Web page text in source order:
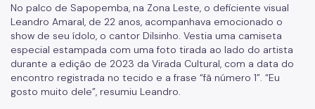
No palco de Sapopemba, na Zona Leste, o deficiente visual
Leandro Amaral, de 22 anos, acompanhava emocionado o
show de seu ídolo, o cantor Dilsinho. Vestia uma camiseta
especial estampada com uma foto tirada ao lado do artista
durante a edição de 2023 da Virada Cultural, com a data do
encontro registrada no tecido e a frase “fã número 1”. “Eu
gosto muito dele”, resumiu Leandro.